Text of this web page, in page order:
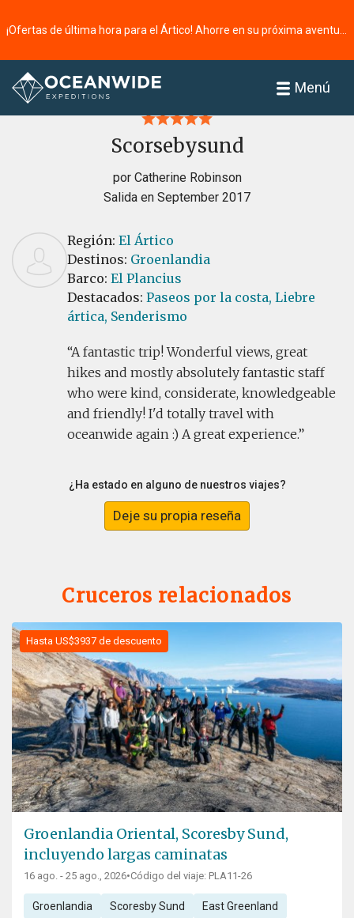
Menú
Página principal
Scorsebysund
por Catherine Robinson
Salida en September 2017
Región: El Ártico
Destinos: Groenlandia
Barco: El Plancius
Destacados: Paseos por la costa, Liebre
ártica, Senderismo
A fantastic trip! Wonderful views, great
hikes and mostly absolutely fantastic staff
who were kind, considerate, knowledgeable
and friendly! I'd totally travel with
oceanwide again :) A great experience.
¿Ha estado en alguno de nuestros viajes?
Deje su propia reseña
Cruceros relacionados
Hasta US$3937 de descuento
Groenlandia Oriental, Scoresby Sund,
incluyendo largas caminatas
16 ago. - 25 ago., 2026•Código del viaje: PLA11-26
Groenlandia Scoresby Sund East Greenland